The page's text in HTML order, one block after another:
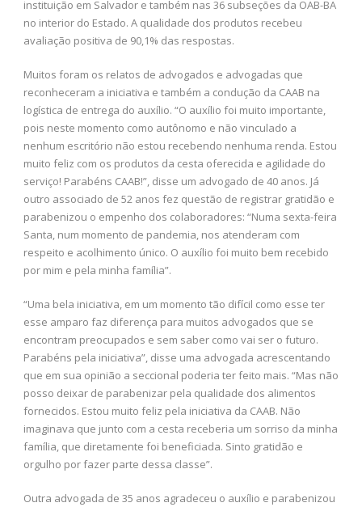
instituição em Salvador e também nas 36 subseções da OAB-BA
no interior do Estado. A qualidade dos produtos recebeu
avaliação positiva de 90,1% das respostas.
Muitos foram os relatos de advogados e advogadas que
reconheceram a iniciativa e também a condução da CAAB na
logística de entrega do auxílio. “O auxílio foi muito importante,
pois neste momento como autônomo e não vinculado a
nenhum escritório não estou recebendo nenhuma renda. Estou
muito feliz com os produtos da cesta oferecida e agilidade do
serviço! Parabéns CAAB!”, disse um advogado de 40 anos. Já
outro associado de 52 anos fez questão de registrar gratidão e
parabenizou o empenho dos colaboradores: “Numa sexta-feira
Santa, num momento de pandemia, nos atenderam com
respeito e acolhimento único. O auxílio foi muito bem recebido
por mim e pela minha família”.
“Uma bela iniciativa, em um momento tão difícil como esse ter
esse amparo faz diferença para muitos advogados que se
encontram preocupados e sem saber como vai ser o futuro.
Parabéns pela iniciativa”, disse uma advogada acrescentando
que em sua opinião a seccional poderia ter feito mais. “Mas não
posso deixar de parabenizar pela qualidade dos alimentos
fornecidos. Estou muito feliz pela iniciativa da CAAB. Não
imaginava que junto com a cesta receberia um sorriso da minha
família, que diretamente foi beneficiada. Sinto gratidão e
orgulho por fazer parte dessa classe”.
Outra advogada de 35 anos agradeceu o auxílio e parabenizou